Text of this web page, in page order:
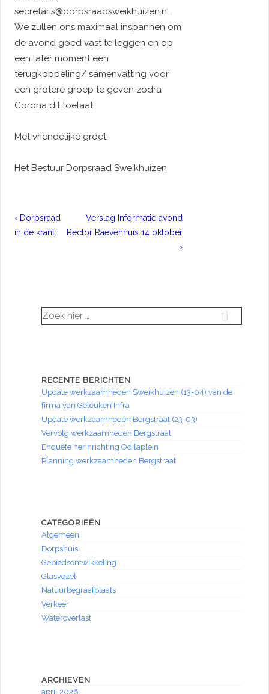
secretaris@dorpsraadsweikhuizen.nl
We zullen ons maximaal inspannen om
de avond goed vast te leggen en op
een later moment een
terugkoppeling/ samenvatting voor
een grotere groep te geven zodra
Corona dit toelaat.
Met vriendelijke groet,
Het Bestuur Dorpsraad Sweikhuizen
Bericht
navigatie
Previous
Post
‹ Dorpsraad
in de krant
Next
Post
Verslag Informatie avond
Rector Raevenhuis 14 oktober
›
Zoek
naar:
RECENTE BERICHTEN
Update werkzaamheden Sweikhuizen (13-04) van de
firma van Geleuken Infra
Update werkzaamheden Bergstraat (23-03)
Vervolg werkzaamheden Bergstraat
Enquête herinrichting Odilaplein
Planning werkzaamheden Bergstraat
CATEGORIEËN
Algemeen
Dorpshuis
Gebiedsontwikkeling
Glasvezel
Natuurbegraafplaats
Verkeer
Wateroverlast
ARCHIEVEN
april 2026